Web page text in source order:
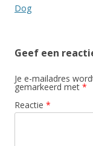
Dog
Geef een
Je e-mailadres
gemarkeerd met *
Reactie *